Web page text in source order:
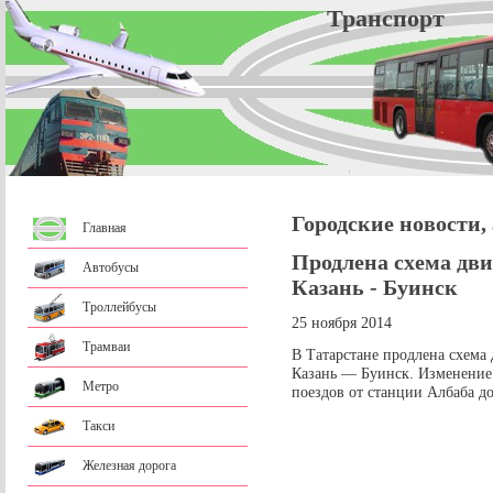
Главная
Автобусы
Троллейбусы
Трамваи
Метро
Такси
Железная дорога
Городские
Продлена схема
Казань - Буинск
25 ноября 2014
В Татарстане продлена
Казань — Буинск. Изменение
поездов от станции Албаба